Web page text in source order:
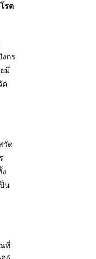
รต
กร
มี
ด
วัด
น
ที่